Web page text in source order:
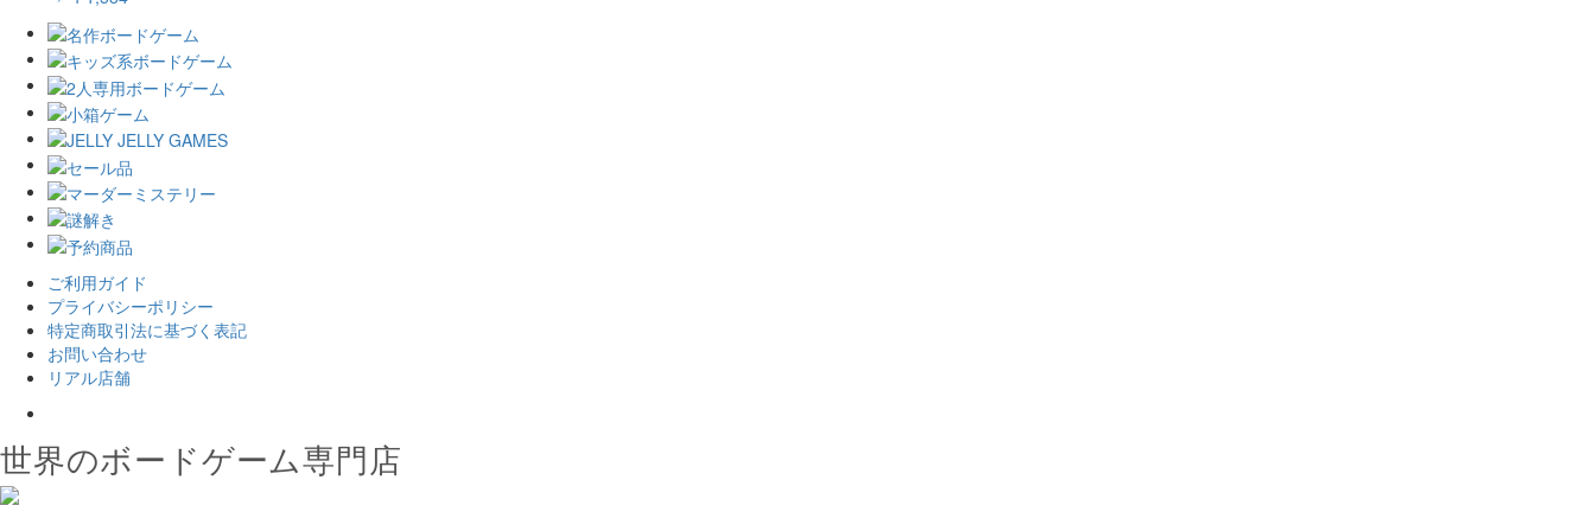
ご利用ガイド
プライバシーポリシー
特定商取引法に基づく表記
お問い合わせ
リアル店舗
世界のボードゲーム専門店